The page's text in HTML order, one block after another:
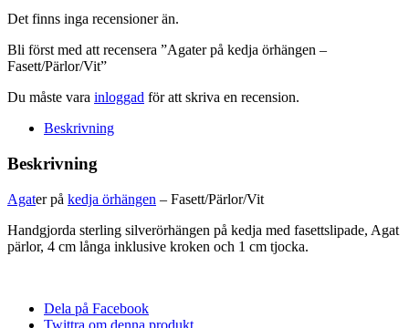
mängd
Det finns inga recensioner än.
Bli först med att recensera ”Agater på kedja örhängen –
Fasett/Pärlor/Vit”
Du måste vara inloggad för att skriva en recension.
Beskrivning
Beskrivning
Agater på kedja örhängen – Fasett/Pärlor/Vit
Handgjorda sterling silverörhängen på kedja med fasettslipade, Agat
pärlor, 4 cm långa inklusive kroken och 1 cm tjocka.
Dela på Facebook
Twittra om denna produkt